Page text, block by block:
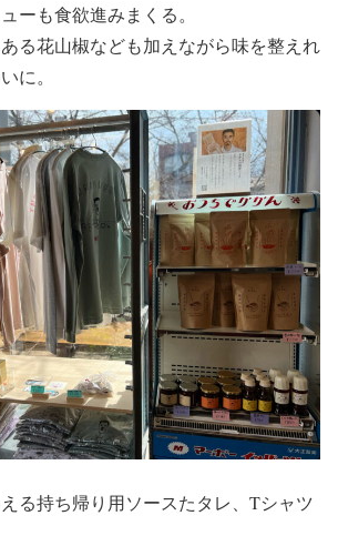
ーも食欲進みまくる。
る花山椒なども加えながら味を整えれ
に。
る持ち帰り用ソースたタレ、Tシャツ